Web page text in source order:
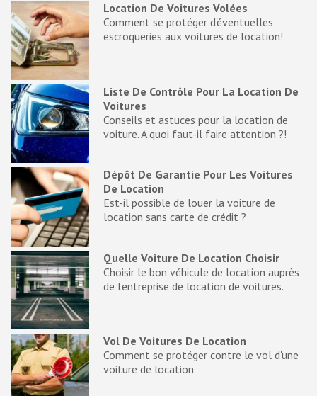
Location De Voitures Volées
Comment se protéger d'éventuelles
escroqueries aux voitures de location!
Liste De Contrôle Pour La Location De
Voitures
Conseils et astuces pour la location de
voiture. A quoi faut-il faire attention ?!
Dépôt De Garantie Pour Les Voitures
De Location
Est-il possible de louer la voiture de
location sans carte de crédit ?
Quelle Voiture De Location Choisir
Choisir le bon véhicule de location auprès
de l'entreprise de location de voitures.
Vol De Voitures De Location
Comment se protéger contre le vol d'une
voiture de location